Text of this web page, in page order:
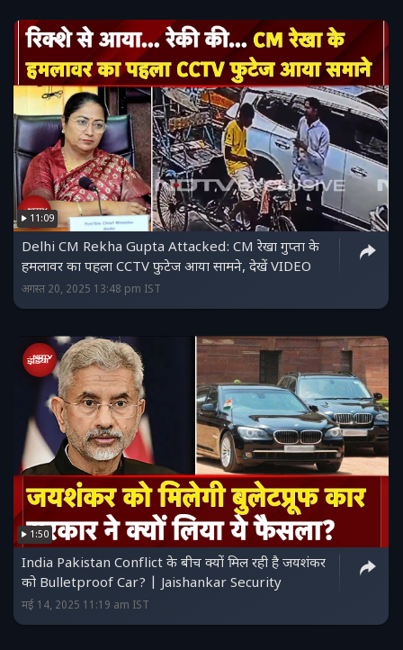
11:09
Delhi CM Rekha Gupta Attacked: CM रेखा गुप्ता के
हमलावर का पहला CCTV फुटेज आया सामने, देखें VIDEO
अगस्त 20, 2025 13:48 pm IST
1:50
India Pakistan Conflict के बीच क्यों मिल रही है जयशंकर
को Bulletproof Car? | Jaishankar Security
मई 14, 2025 11:19 am IST